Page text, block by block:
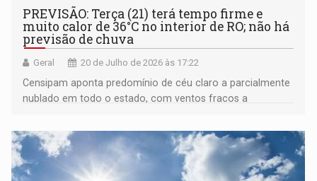
PREVISÃO: Terça (21) terá tempo firme e
muito calor de 36°C no interior de RO; não há
previsão de chuva
Geral 20 de Julho de 2026 às 17:22
Censipam aponta predomínio de céu claro a parcialmente
nublado em todo o estado, com ventos fracos a